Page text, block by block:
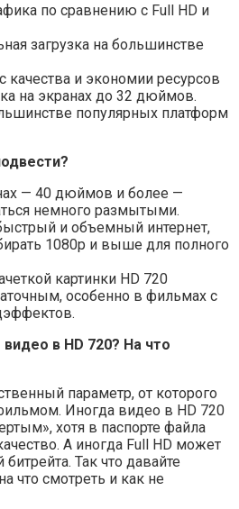
по сравнению с Full HD и
загрузка на большинстве
качества и экономии ресурсов
на экранах до 32 дюймов.
популярных платформ
— 40 дюймов и более —
немного размытыми.
и объемный интернет,
1080p и выше для полного
картинки HD 720
особенно в фильмах с
в HD 720? На что
параметр, от которого
Иногда видео в HD 720
хотя в паспорте файла
А иногда Full HD может
Так что давайте
что смотреть и как не